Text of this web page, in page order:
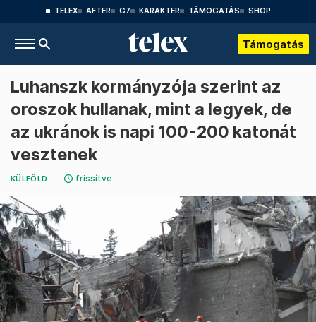
TELEX AFTER G7 KARAKTER TÁMOGATÁS SHOP
Támogatás
Luhanszk kormányzója szerint az
oroszok hullanak, mint a legyek, de
az ukránok is napi 100-200 katonát
vesztenek
KÜLFÖLD frissítve